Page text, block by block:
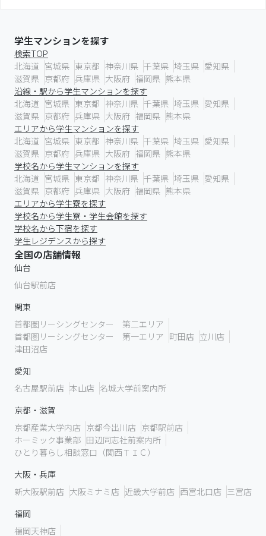
学生マンションを探す
検索TOP
北海道 宮城県 東京都 神奈川県 千葉県 埼玉県 愛知県
滋賀県 京都府 兵庫県 大阪府 福岡県 熊本県
沿線・駅から学生マンションを探す
北海道 宮城県 東京都 神奈川県 千葉県 埼玉県 愛知県
滋賀県 京都府 兵庫県 大阪府 福岡県 熊本県
エリアから学生マンションを探す
北海道 宮城県 東京都 神奈川県 千葉県 埼玉県 愛知県
滋賀県 京都府 兵庫県 大阪府 福岡県 熊本県
学校名から学生マンションを探す
北海道 宮城県 東京都 神奈川県 千葉県 埼玉県 愛知県
滋賀県 京都府 兵庫県 大阪府 福岡県 熊本県
エリアから学生寮を探す
学校名から学生寮・学生会館を探す
学校名から下宿を探す
学生レジデンスから探す
全国の店舗情報
仙台
仙台駅前店
関東
首都圏リーシングセンター 第二エリア
首都圏リーシングセンター 第一エリア 町田店 立川店
津田沼店
愛知
名古屋駅前店 本山店 名城大学前案内所
京都・滋賀
京都産業大学内店 京都今出川店 京都駅前店
ホーミック事業部 田辺同志社前案内所
ひとり暮らし相談窓口（関西ＴＩＣ）
大阪・兵庫
新大阪駅前店 大阪ミナミ店 近畿大学前店 西宮北口店 三宮店
福岡
福岡天神店